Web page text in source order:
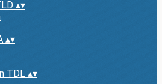
▴▾
▴▾
TDL ▴▾